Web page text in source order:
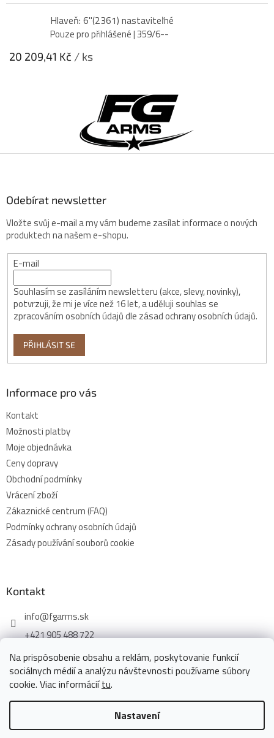
Na prispôsobenie obsahu a reklám, poskytovanie funkcií
sociálnych médií a analýzu návštevnosti používame súbory
cookie. Viac informáciítu.
Nastavení
Hlaveň: 6"(2361) nastaviteľné
Pouze pro přihlášené| 359/6--
20 209,41 Kč / ks
t
Odebírat newsletter
Vložte svůj e-mail a my vám budeme zasílat informace o nových
produktech na našem e-shopu.
E-mail
Souhlasím se zasíláním newsletteru (akce, slevy, novinky),
potvrzuji, že mi je více než 16 let, a uděluji souhlas se
zpracováním osobních údajů dle zásad ochrany osobních údajů.
PŘIHLÁSIT SE
Informace pro vás
Kontakt
Možnosti platby
Moje objednávka
Ceny dopravy
Obchodní podmínky
Vrácení zboží
Zákaznické centrum (FAQ)
Podmínky ochrany osobních údajů
Zásady používání souborů cookie
Kontakt
info@fgarms.sk
+421 905 488 722
Vytvořil Shoptet